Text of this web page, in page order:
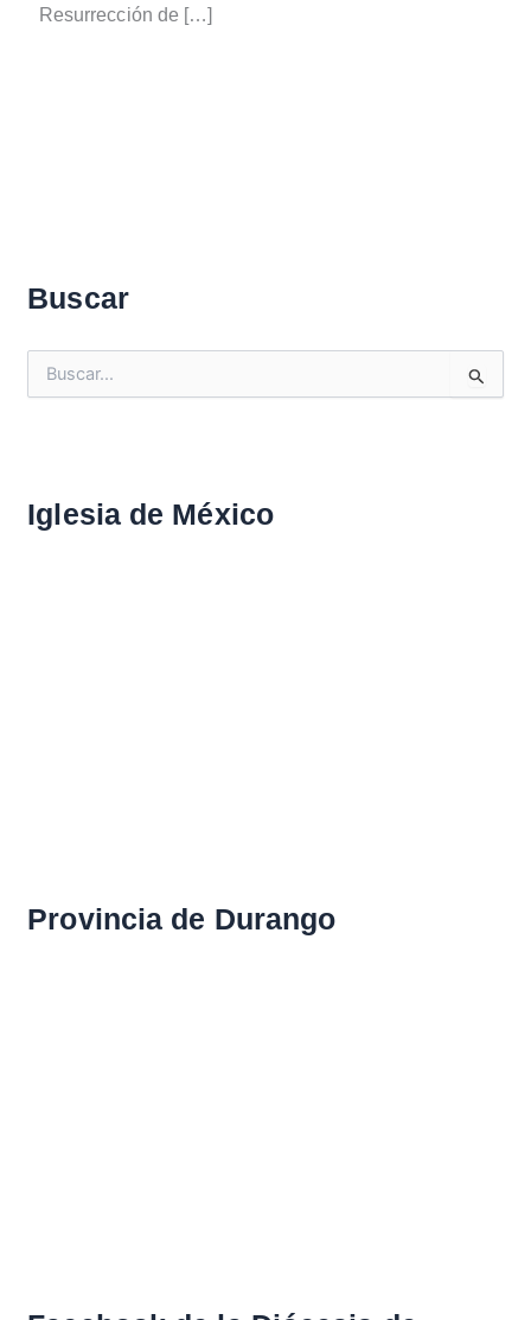
Resurrección de […]
Buscar
u
Iglesia de México
Provincia de Durango